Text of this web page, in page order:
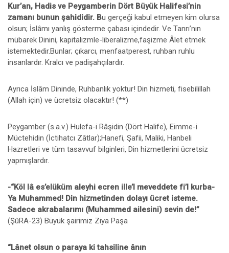
Kur’an, Hadis ve Peygamberin Dört Büyük Halifesi’nin
zamanı bunun şahididir. Bu gerçeği kabul etmeyen kim olursa
olsun; İslâmı yanlış gösterme çabası içindedir. Ve Tanrı’nın
mübarek Dinini, kapitalizmle-liberalizme,faşizme Âlet etmek
istemektedir.Bunlar; çıkarcı, menfaatperest, ruhban ruhlu
insanlardır. Kralcı ve padişahçılardır.
Ayrıca İslâm Dininde, Ruhbanlık yoktur! Din hizmeti, fisebilillah
(Allah için) ve ücretsiz olacaktır! (**)
Peygamber (s.a.v.) Hulefa-i Râşidin (Dört Halife), Eimme-i
Müctehidin (İctihatcı Zâtlar);Hanefi, Şafii, Maliki, Hanbeli
Hazretleri ve tüm tasavvuf bilginleri, Din hizmetlerini ücretsiz
yapmışlardır.
-“Köl lâ es’elüküm aleyhi ecren ille’l meveddete fi’l kurba-
Ya Muhammed! Din hizmetinden dolayı ücret isteme.
Sadece akrabalarımı (Muhammed ailesini) sevin de!”
(ŞûRA-23) Büyük şairimiz Ziya Paşa
“Lânet olsun o paraya ki tahsiline ânın